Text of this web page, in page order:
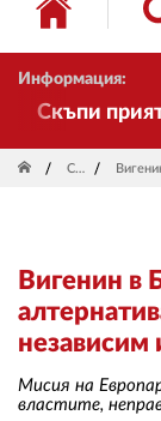
Информация:
Скъпи
Свят
Вигенин в
независим
Мисия на
властите,